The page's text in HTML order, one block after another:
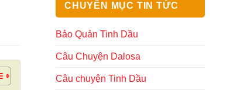
CHUYÊN MỤC TIN TỨC
Bảo Quản Tinh Dầu
Câu Chuyện Dalosa
Câu chuyện Tinh Dầu